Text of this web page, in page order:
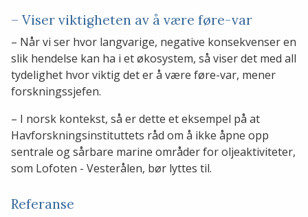
– Viser viktigheten av å være føre-var
– Når vi ser hvor langvarige, negative konsekvenser en
slik hendelse kan ha i et økosystem, så viser det med all
tydelighet hvor viktig det er å være føre-var, mener
forskningssjefen.
– I norsk kontekst, så er dette et eksempel på at
Havforskningsinstituttets råd om å ikke åpne opp
sentrale og sårbare marine områder for oljeaktiviteter,
som Lofoten - Vesterålen, bør lyttes til.
Referanse